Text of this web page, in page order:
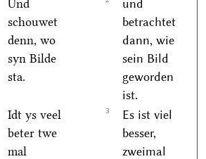
Und
schouwet
denn, wo
syn Bilde
sta.
und
betrachtet
dann, wie
sein Bild
geworden
ist.
Idt ys veel
beter twe
mal
3
Es ist viel
besser,
zweimal